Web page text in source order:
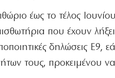
έως το τέλος
που έχουν
δηλώσεις Ε9,
τους, προκειμένου